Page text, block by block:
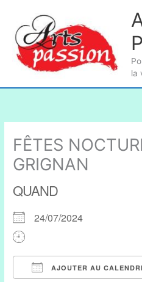
contenu
la
FÊTES
GRIGNAN
QUAND
24/07/2024
AJOUTER AU